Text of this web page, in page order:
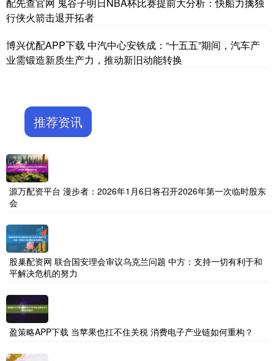
行侠火箭击退开拓者
博兴优配APP下载 中汽中心安铁成：“十五五”期间，汽车产
业需锻造新质生产力，推动新旧动能转换
推荐资讯
源万配资平台 漫步者：2026年1月6日将召开2026年第一次临时股东
会
股巢配资网 联合国安理会审议乌克兰问题 中方：支持一切有利于和
平解决危机的努力
盈策略APP下载 当苹果也扛不住关税 消费电子产业链如何重构？